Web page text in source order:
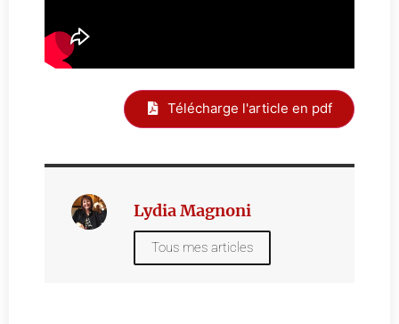
Télécharge l'article en pdf
Lydia Magnoni
Tous mes articles